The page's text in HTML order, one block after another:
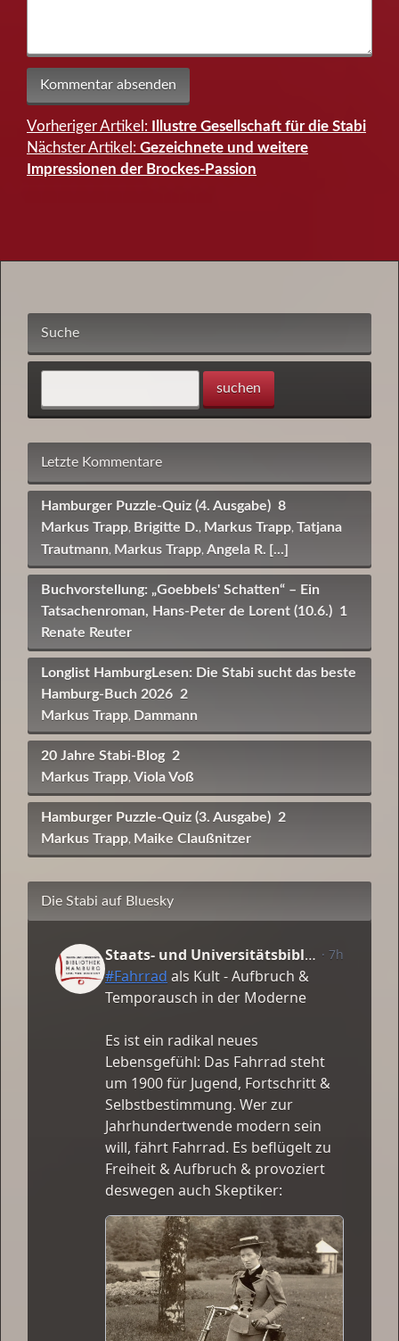
Beitragsnavigation
Vorheriger Artikel:
Illustre Gesellschaft für die Stabi
Nächster Artikel: Gezeichnete und weitere
Impressionen der Brockes-Passion
Suche
Letzte Kommentare
Hamburger Puzzle-Quiz (4. Ausgabe) 8
Markus Trapp, Brigitte D., Markus Trapp, Tatjana
Trautmann, Markus Trapp, Angela R. [...]
Buchvorstellung: „Goebbels' Schatten“ – Ein
Tatsachenroman, Hans-Peter de Lorent (10.6.) 1
Renate Reuter
Longlist HamburgLesen: Die Stabi sucht das beste
Hamburg-Buch 2026 2
Markus Trapp, Dammann
20 Jahre Stabi-Blog 2
Markus Trapp, Viola Voß
Hamburger Puzzle-Quiz (3. Ausgabe) 2
Markus Trapp, Maike Claußnitzer
Die Stabi auf Bluesky